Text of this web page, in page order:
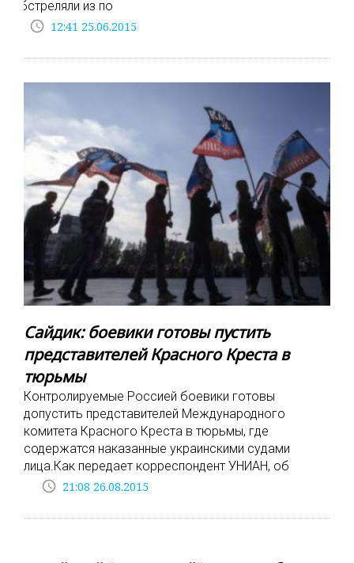
обстреляли из по
access_time 12:41 25.06.2015
Сайдик: боевики готовы пустить
представителей Красного Креста в
тюрьмы
Контролируемые Россией боевики готовы
допустить представителей Международного
комитета Красного Креста в тюрьмы, где
содержатся наказанные украинскими судами
лица.Как передает корреспондент УНИАН, об
access_time 21:08 26.08.2015